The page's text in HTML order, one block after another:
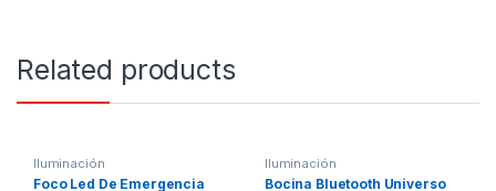
Related products
Iluminación
Foco Led De Emergencia
Iluminación
Bocina Bluetooth Universo